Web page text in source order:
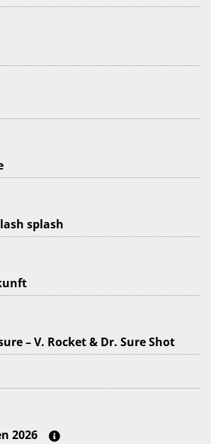
splash
– V. Rocket & Dr. Sure Shot
2026